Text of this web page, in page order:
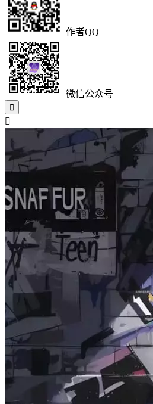
作者QQ
微信公众号